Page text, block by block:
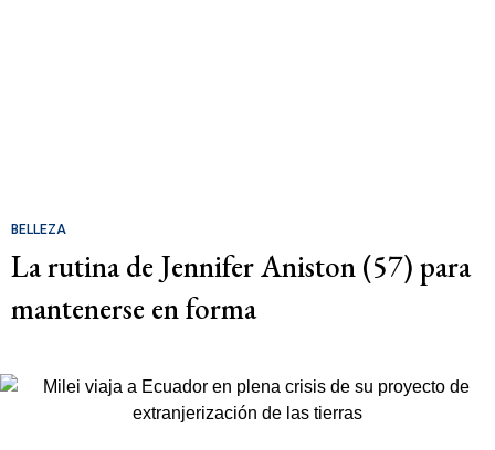
BELLEZA
La rutina de Jennifer Aniston (57) para
mantenerse en forma